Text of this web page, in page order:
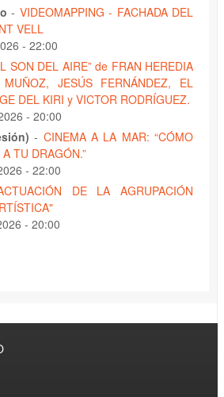
- VIDEOMAPPING - FACHADA DEL
VELL
- 22:00
SON DEL AIRE” de FRAN HEREDIA
JESÚS FERNÁNDEZ, EL
DEL KIRI y VICTOR RODRÍGUEZ.
- 20:00
- CINEMA A LA MAR: “CÓMO
TU DRAGÓN.”
- 22:00
DE LA AGRUPACIÓN
- 20:00